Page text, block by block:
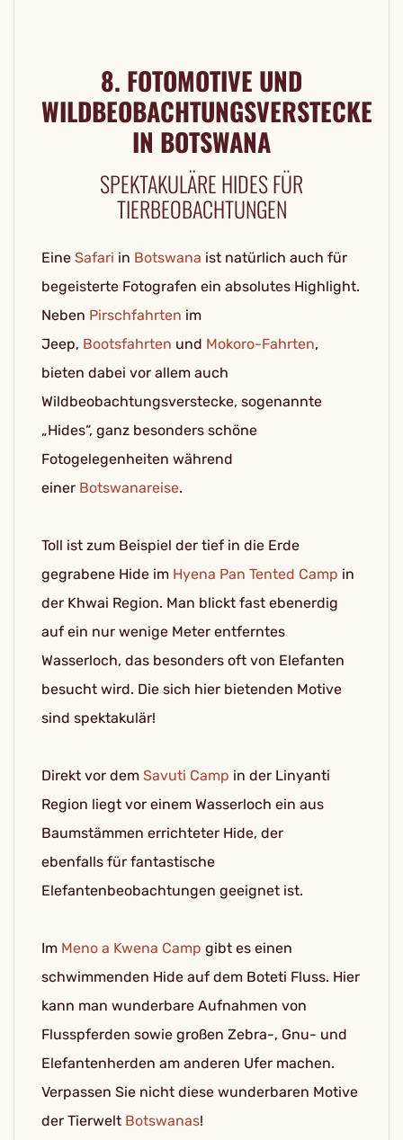
8. FOTOMOTIVE UND
WILDBEOBACHTUNGSVERSTECKE
IN BOTSWANA
SPEKTAKULÄRE HIDES FÜR
TIERBEOBACHTUNGEN
Eine Safari in Botswana ist natürlich auch für
begeisterte Fotografen ein absolutes Highlight.
Neben Pirschfahrten im
Jeep, Bootsfahrten und Mokoro-Fahrten,
bieten dabei vor allem auch
Wildbeobachtungsverstecke, sogenannte
„Hides“, ganz besonders schöne
Fotogelegenheiten während
einer Botswanareise.
Toll ist zum Beispiel der tief in die Erde
gegrabene Hide im Hyena Pan Tented Camp in
der Khwai Region. Man blickt fast ebenerdig
auf ein nur wenige Meter entferntes
Wasserloch, das besonders oft von Elefanten
besucht wird. Die sich hier bietenden Motive
sind spektakulär!
Direkt vor dem Savuti Camp in der Linyanti
Region liegt vor einem Wasserloch ein aus
Baumstämmen errichteter Hide, der
ebenfalls für fantastische
Elefantenbeobachtungen geeignet ist.
Im Meno a Kwena Camp gibt es einen
schwimmenden Hide auf dem Boteti Fluss. Hier
kann man wunderbare Aufnahmen von
Flusspferden sowie großen Zebra-, Gnu- und
Elefantenherden am anderen Ufer machen.
Verpassen Sie nicht diese wunderbaren Motive
der Tierwelt Botswanas!